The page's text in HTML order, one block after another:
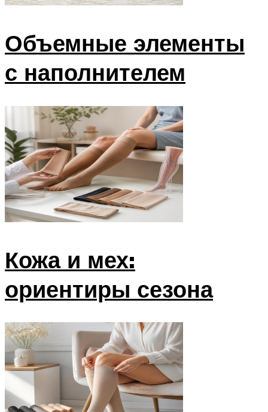
Объемные элементы
с наполнителем
Кожа и мех:
ориентиры сезона